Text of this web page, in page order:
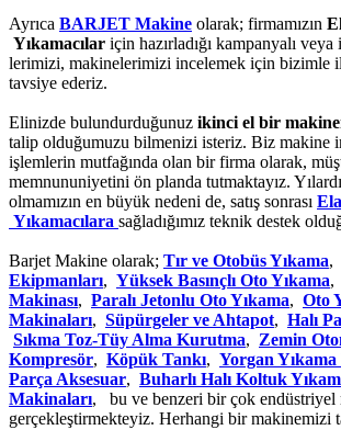
Ayrıca BARJET Makine olarak; firmamızın
Yıkamacılar için hazırladığı kampanyalı
lerimizi, makinelerimizi incelemek için bizimle
tavsiye ederiz.
Elinizde bulundurduğunuz ikinci el bir
talip olduğumuzu bilmenizi isteriz. Biz makine
işlemlerin mutfağında olan bir firma olarak,
memnununiyetini ön planda tutmaktayız.
olmamızın en büyük nedeni de, satış sonrası
Yıkamacılara sağladığımız teknik destek
Barjet Makine olarak; Tır ve Otobüs Yıkama,
Ekipmanları, Yüksek Basınçlı Oto Yıkama,
Makinası, Paralı Jetonlu Oto Yıkama, Oto
Makinaları, Süpürgeler ve Ahtapot, Halı
Sıkma Toz-Tüy Alma Kurutma, Zemin
Kompresör, Köpük Tankı, Yorgan Yıkama
Parça Aksesuar, Buharlı Halı Koltuk
Makinaları, bu ve benzeri bir çok endüstriyel
gerçekleştirmekteyiz. Herhangi bir makinemizi